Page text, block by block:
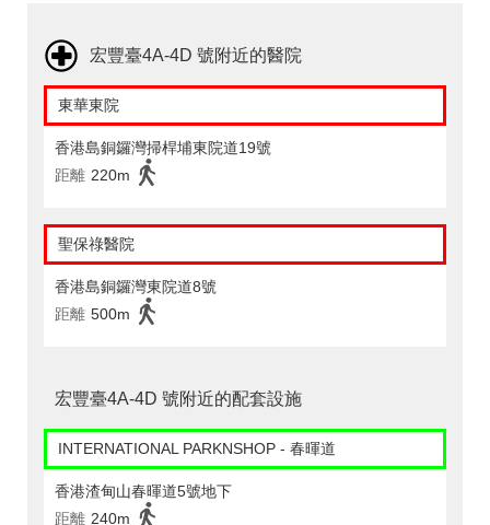
宏豐臺4A-4D 號附近的醫院
東華東院
香港島銅鑼灣掃桿埔東院道19號
距離 220m
聖保祿醫院
香港島銅鑼灣東院道8號
距離 500m
宏豐臺4A-4D 號附近的配套設施
INTERNATIONAL PARKNSHOP - 春暉道
香港渣甸山春暉道5號地下
距離 240m